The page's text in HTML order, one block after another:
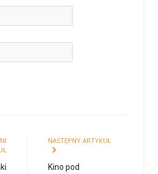
NASTĘPNY ARTYKUŁ
Kino pod